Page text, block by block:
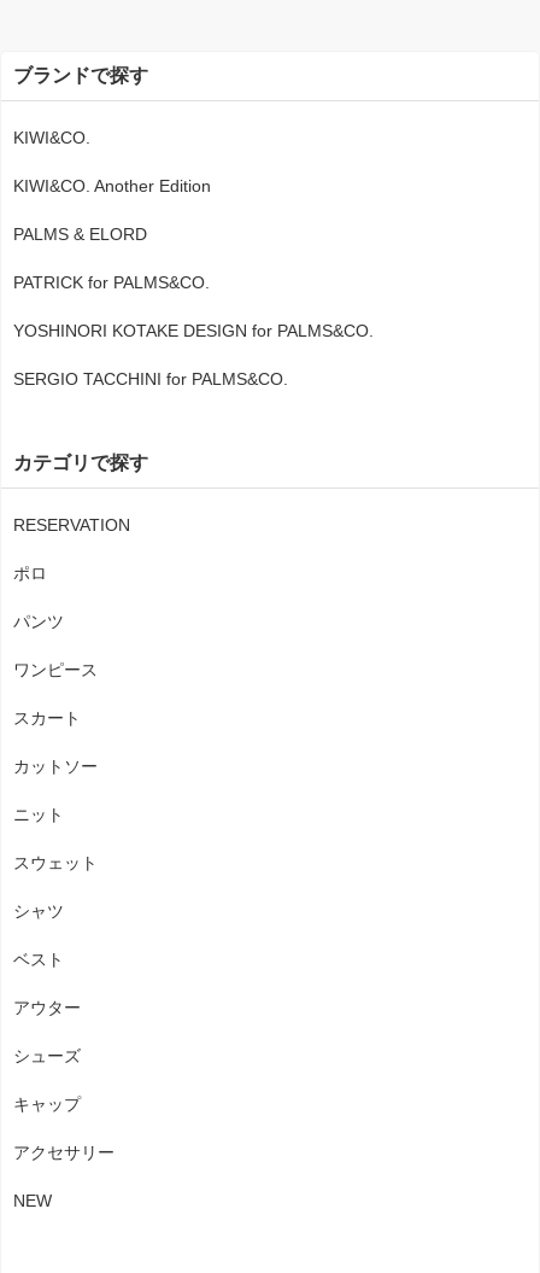
ブランドで探す
KIWI&CO.
KIWI&CO. Another Edition
PALMS & ELORD
PATRICK for PALMS&CO.
YOSHINORI KOTAKE DESIGN for PALMS&CO.
SERGIO TACCHINI for PALMS&CO.
カテゴリで探す
RESERVATION
ポロ
パンツ
ワンピース
スカート
カットソー
ニット
スウェット
シャツ
ベスト
アウター
シューズ
キャップ
アクセサリー
NEW